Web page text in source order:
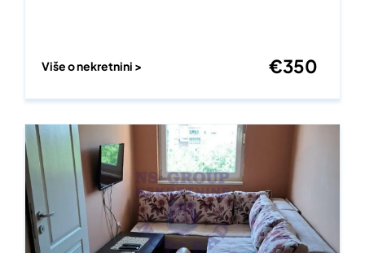
Više o nekretnini > €350